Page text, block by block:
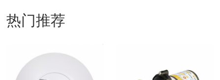
热门推荐